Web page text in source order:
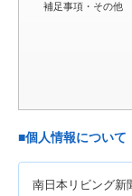
補足事項・その他
■個人情報について
南日本リビング新